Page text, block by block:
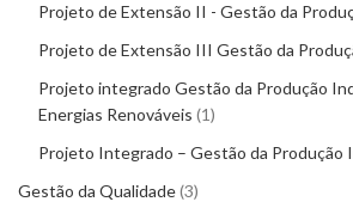
Projeto de Extensão II - Gestão da
Projeto de Extensão III Gestão da
Projeto integrado Gestão da Produção
Energias Renováveis 1
Projeto Integrado – Gestão da Produção
Gestão da Qualidade 3